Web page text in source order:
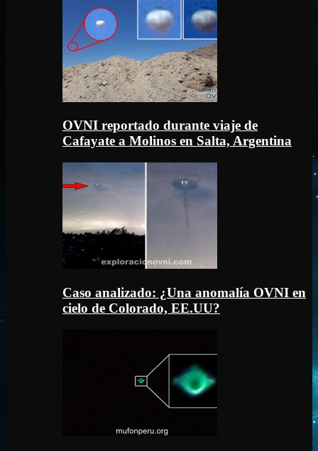
OVNI reportado durante viaje de
Cafayate a Molinos en Salta, Argentina
Caso analizado: ¿Una anomalía OVNI en
cielo de Colorado, EE.UU?